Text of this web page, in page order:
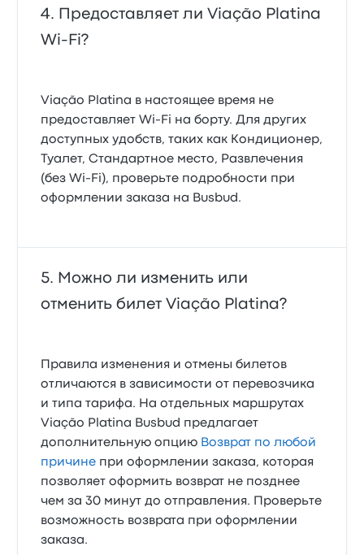
Предоставляет ли Viação Platina
Wi‑Fi?
Viação Platina в настоящее время не
предоставляет Wi‑Fi на борту. Для других
доступных удобств, таких как Кондиционер,
Туалет, Стандартное место, Развлечения
(без Wi-Fi), проверьте подробности при
оформлении заказа на Busbud.
Можно ли изменить или
отменить билет Viação Platina?
Правила изменения и отмены билетов
отличаются в зависимости от перевозчика
и типа тарифа. На отдельных маршрутах
Viação Platina Busbud предлагает
дополнительную опцию Возврат по любой
причине при оформлении заказа, которая
позволяет оформить возврат не позднее
чем за 30 минут до отправления. Проверьте
возможность возврата при оформлении
заказа.